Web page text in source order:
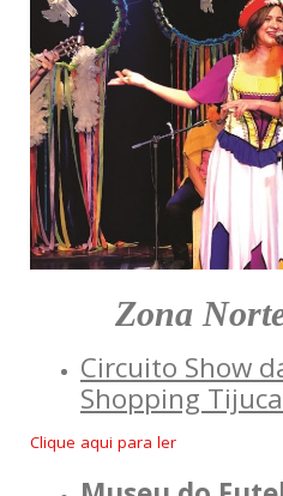
Zona
Circuito Show
Shopping
Clique aqui para ler